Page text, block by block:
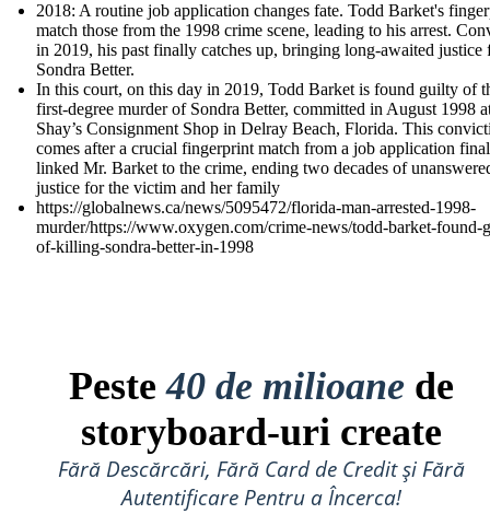
2018: A routine job application changes fate. Todd Barket's
match those from the 1998 crime scene, leading to his arrest.
in 2019, his past finally catches up, bringing long-awaited justice
Sondra Better.
In this court, on this day in 2019, Todd Barket is found guilty of
first-degree murder of Sondra Better, committed in August 1998
Shay’s Consignment Shop in Delray Beach, Florida. This
comes after a crucial fingerprint match from a job application
linked Mr. Barket to the crime, ending two decades of
justice for the victim and her family
https://globalnews.ca/news/5095472/florida-man-arrested-1998-
murder/https://www.oxygen.com/crime-news/todd-barket-found-
of-killing-sondra-better-in-1998
Peste40 de milioane de
storyboard-uri create
Fără Descărcări, Fără Card de Credit și Fără
Autentificare Pentru a Încerca!